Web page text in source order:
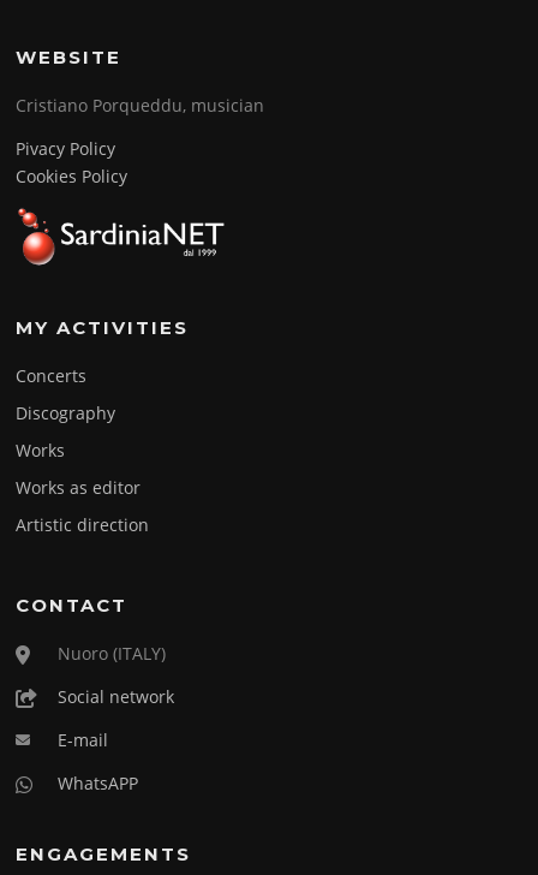
WEBSITE
Cristiano Porqueddu, musician
Pivacy Policy
Cookies Policy
MY ACTIVITIES
Concerts
Discography
Works
Works as editor
Artistic direction
CONTACT
Nuoro (ITALY)
Social network
E-mail
WhatsAPP
ENGAGEMENTS